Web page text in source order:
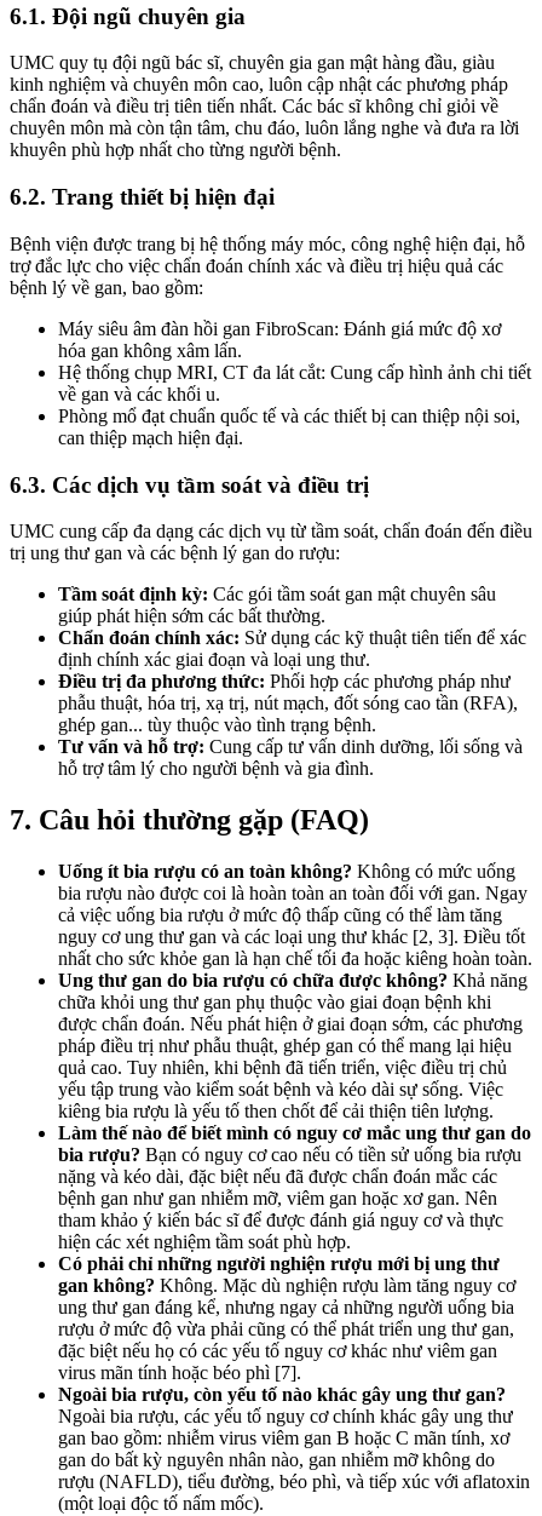
6.1. Đội ngũ chuyên gia
UMC quy tụ đội ngũ bác sĩ, chuyên gia gan mật hàng đầu, giàu
kinh nghiệm và chuyên môn cao, luôn cập nhật các phương pháp
chẩn đoán và điều trị tiên tiến nhất. Các bác sĩ không chỉ giỏi về
chuyên môn mà còn tận tâm, chu đáo, luôn lắng nghe và đưa ra lời
khuyên phù hợp nhất cho từng người bệnh.
6.2. Trang thiết bị hiện đại
Bệnh viện được trang bị hệ thống máy móc, công nghệ hiện đại, hỗ
trợ đắc lực cho việc chẩn đoán chính xác và điều trị hiệu quả các
bệnh lý về gan, bao gồm:
Máy siêu âm đàn hồi gan FibroScan: Đánh giá mức độ xơ
hóa gan không xâm lấn.
Hệ thống chụp MRI, CT đa lát cắt: Cung cấp hình ảnh chi tiết
về gan và các khối u.
Phòng mổ đạt chuẩn quốc tế và các thiết bị can thiệp nội soi,
can thiệp mạch hiện đại.
6.3. Các dịch vụ tầm soát và điều trị
UMC cung cấp đa dạng các dịch vụ từ tầm soát, chẩn đoán đến điều
trị ung thư gan và các bệnh lý gan do rượu:
Tầm soát định kỳ: Các gói tầm soát gan mật chuyên sâu
giúp phát hiện sớm các bất thường.
Chẩn đoán chính xác: Sử dụng các kỹ thuật tiên tiến để xác
định chính xác giai đoạn và loại ung thư.
Điều trị đa phương thức: Phối hợp các phương pháp như
phẫu thuật, hóa trị, xạ trị, nút mạch, đốt sóng cao tần (RFA),
ghép gan... tùy thuộc vào tình trạng bệnh.
Tư vấn và hỗ trợ: Cung cấp tư vấn dinh dưỡng, lối sống và
hỗ trợ tâm lý cho người bệnh và gia đình.
7. Câu hỏi thường gặp (FAQ)
Uống ít bia rượu có an toàn không? Không có mức uống
bia rượu nào được coi là hoàn toàn an toàn đối với gan. Ngay
cả việc uống bia rượu ở mức độ thấp cũng có thể làm tăng
nguy cơ ung thư gan và các loại ung thư khác [2, 3]. Điều tốt
nhất cho sức khỏe gan là hạn chế tối đa hoặc kiêng hoàn toàn.
Ung thư gan do bia rượu có chữa được không? Khả năng
chữa khỏi ung thư gan phụ thuộc vào giai đoạn bệnh khi
được chẩn đoán. Nếu phát hiện ở giai đoạn sớm, các phương
pháp điều trị như phẫu thuật, ghép gan có thể mang lại hiệu
quả cao. Tuy nhiên, khi bệnh đã tiến triển, việc điều trị chủ
yếu tập trung vào kiểm soát bệnh và kéo dài sự sống. Việc
kiêng bia rượu là yếu tố then chốt để cải thiện tiên lượng.
Làm thế nào để biết mình có nguy cơ mắc ung thư gan do
bia rượu? Bạn có nguy cơ cao nếu có tiền sử uống bia rượu
nặng và kéo dài, đặc biệt nếu đã được chẩn đoán mắc các
bệnh gan như gan nhiễm mỡ, viêm gan hoặc xơ gan. Nên
tham khảo ý kiến bác sĩ để được đánh giá nguy cơ và thực
hiện các xét nghiệm tầm soát phù hợp.
Có phải chỉ những người nghiện rượu mới bị ung thư
gan không? Không. Mặc dù nghiện rượu làm tăng nguy cơ
ung thư gan đáng kể, nhưng ngay cả những người uống bia
rượu ở mức độ vừa phải cũng có thể phát triển ung thư gan,
đặc biệt nếu họ có các yếu tố nguy cơ khác như viêm gan
virus mãn tính hoặc béo phì [7].
Ngoài bia rượu, còn yếu tố nào khác gây ung thư gan?
Ngoài bia rượu, các yếu tố nguy cơ chính khác gây ung thư
gan bao gồm: nhiễm virus viêm gan B hoặc C mãn tính, xơ
gan do bất kỳ nguyên nhân nào, gan nhiễm mỡ không do
rượu (NAFLD), tiểu đường, béo phì, và tiếp xúc với aflatoxin
(một loại độc tố nấm mốc).